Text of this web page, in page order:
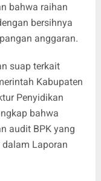
bahwa raihan
bersihnya
anggaran.
suap terkait
Kabupaten
Penyidikan
bahwa
audit BPK yang
Laporan